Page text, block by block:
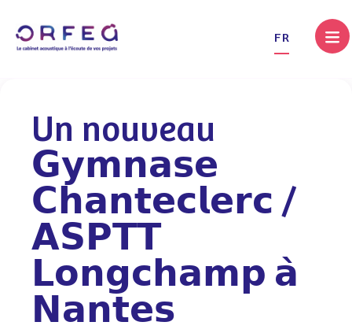
FR
Un nouveau
𝗚𝘆𝗺𝗻𝗮𝘀𝗲
𝗖𝗵𝗮𝗻𝘁𝗲𝗰𝗹𝗲𝗿𝗰 /
𝗔𝗦𝗣𝗧𝗧
𝗟𝗼𝗻𝗴𝗰𝗵𝗮𝗺𝗽 𝗮̀
𝗡𝗮𝗻𝘁𝗲𝘀